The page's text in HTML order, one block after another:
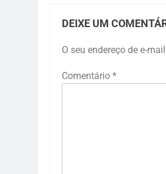
DEIXE UM
O seu endereço de e-
Comentário *